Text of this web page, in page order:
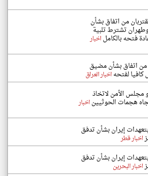
من اتفاق بشأن
تشترط تلبية
فتحه بالكاملاخبار
من اتفاق بشأن مضيق
لفتحهاخبار العراق
مجلس الأمن لاتخاذ
هجمات الحوثييناخبار
إيران بشأن تدفق
اخبار قطر
إيران بشأن تدفق
اخبار البحرين